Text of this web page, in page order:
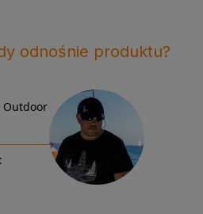
odnośnie produktu?
Outdoor